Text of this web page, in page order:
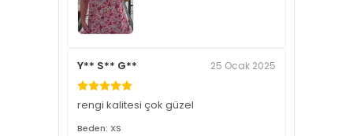
Y** S** G** 25 Ocak 2025
rengi kalitesi çok güzel
Beden: XS